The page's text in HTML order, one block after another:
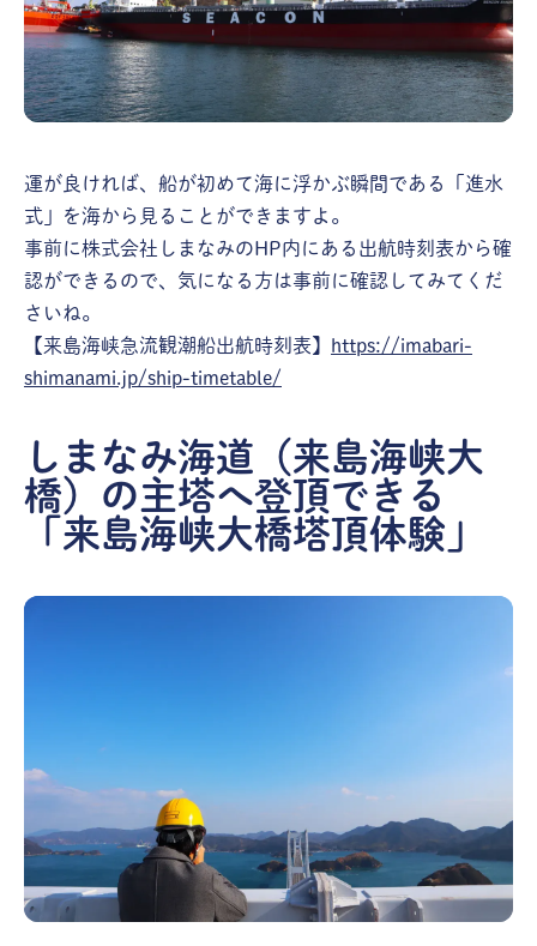
運が良ければ、船が初めて海に浮かぶ瞬間である「進水
式」を海から見ることができますよ。
事前に株式会社しまなみのHP内にある出航時刻表から確
認ができるので、気になる方は事前に確認してみてくだ
さいね。
【来島海峡急流観潮船出航時刻表】 https://imabari-
shimanami.jp/ship-timetable/
しまなみ海道（来島海峡大
橋）の主塔へ登頂できる
「来島海峡大橋塔頂体験」